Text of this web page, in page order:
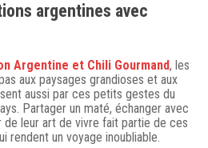
argentines avec
Argentine et Chili Gourmand, les
aux paysages grandioses et aux
aussi par ces petits gestes du
Partager un maté, échanger avec
de leur art de vivre fait partie de ces
rendent un voyage inoubliable.